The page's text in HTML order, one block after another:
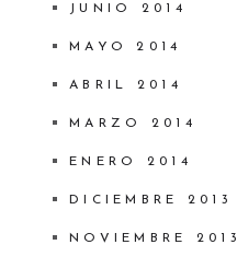
JUNIO 2014
MAYO 2014
ABRIL 2014
MARZO 2014
ENERO 2014
DICIEMBRE 2013
NOVIEMBRE 2013